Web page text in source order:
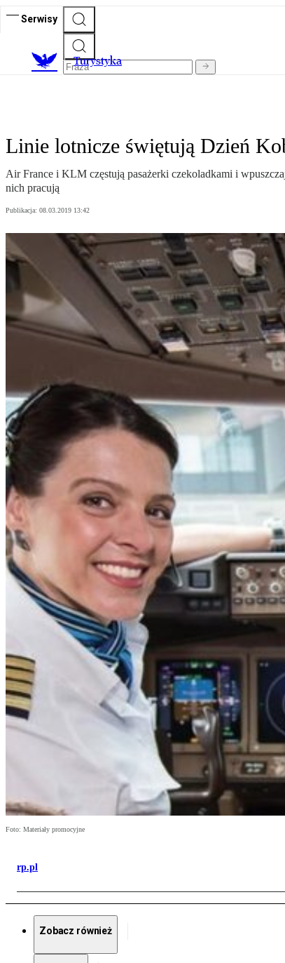
Serwisy
Turystyka
Linie lotnicze świętują Dzień
Air France i KLM częstują pasażerki czekoladkami i
nich pracują
Publikacja: 08.03.2019 13:42
Foto: Materiały promocyjne
rp.pl
Zobacz również